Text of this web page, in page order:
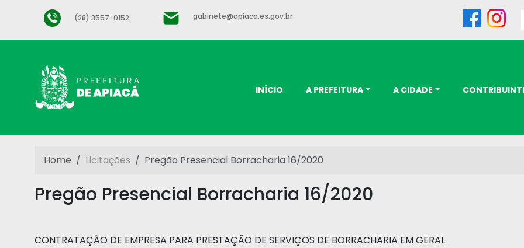
(28) 3557-0152 gabinete@apiaca.es.gov.br
INÍCIO A PREFEITURA A CIDADE
Home Licitações Pregão Presencial Borracharia 16/2020
Pregão Presencial Borracharia 16/2020
CONTRATAÇÃO DE EMPRESA PARA PRESTAÇÃO DE SERVIÇOS DE BORRACHARIA EM GERAL